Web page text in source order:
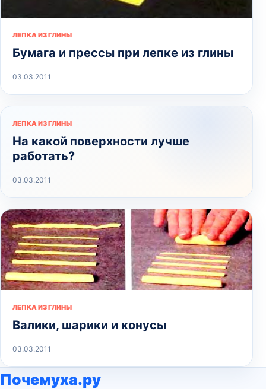
ЛЕПКА ИЗ ГЛИНЫ
Бумага и прессы при лепке из глины
03.03.2011
ЛЕПКА ИЗ ГЛИНЫ
На какой поверхности лучше
работать?
03.03.2011
ЛЕПКА ИЗ ГЛИНЫ
Валики, шарики и конусы
03.03.2011
Почемуха.ру